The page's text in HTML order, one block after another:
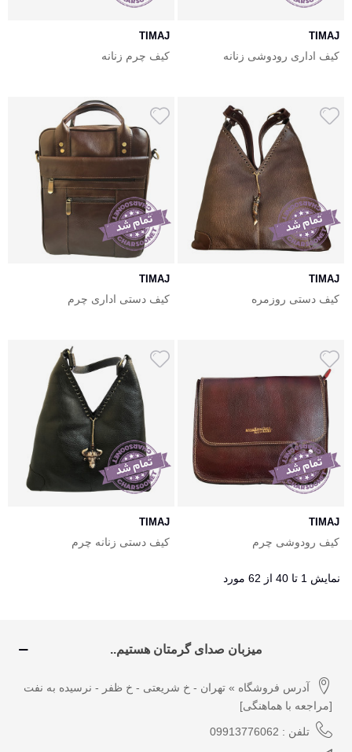
TIMAJ
کیف اداری رودوشی زنانه
TIMAJ
کیف چرم زنانه
TIMAJ
کیف دستی روزمره
TIMAJ
کیف دستی اداری چرم
TIMAJ
کیف رودوشی چرم
TIMAJ
کیف دستی زنانه چرم
نمایش 1 تا 40 از 62 مورد
میزبان صدای گرمتان هستیم..
آدرس فروشگاه » تهران - خ شریعتی - خ ظفر - نرسیده به نفت
[مراجعه با هماهنگی]
تلفن : 09913776062